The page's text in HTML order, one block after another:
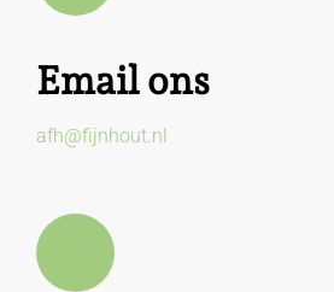
Email ons
afh@fijnhout.nl